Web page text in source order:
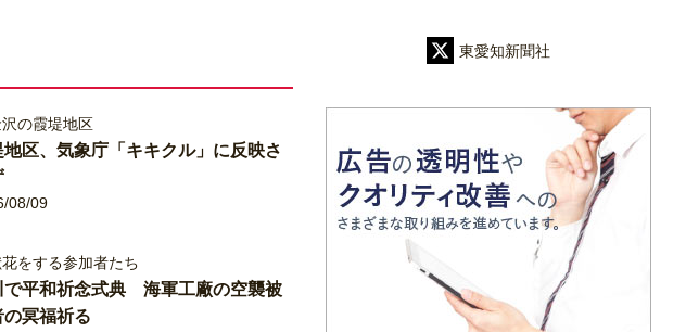
地区、気象庁「キキクル」に反映さ
08/09
で平和祈念式典 海軍工廠の空襲被
の冥福祈る
東愛知新聞社